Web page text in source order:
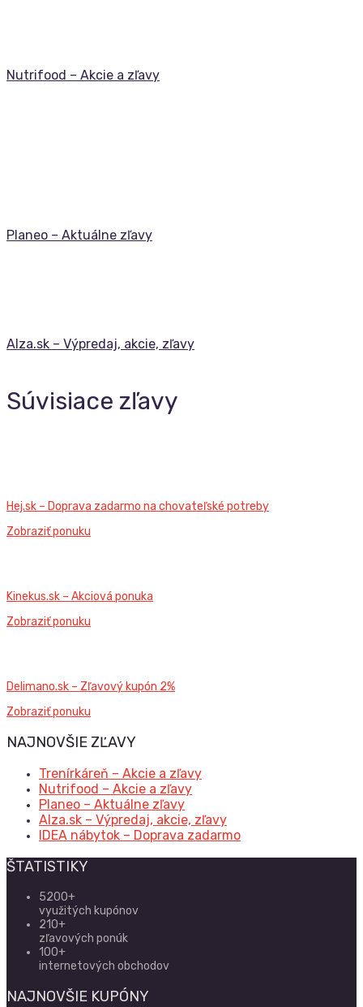
Nutrifood – Akcie a zľavy
Planeo – Aktuálne zľavy
Alza.sk – Výpredaj, akcie, zľavy
Súvisiace zľavy
Hej.sk – Doprava zadarmo na chovateľské potreby
Zobraziť ponuku
Kinekus.sk – Akciová ponuka
Zobraziť ponuku
Delimano.sk – Zľavový kupón 2%
Zobraziť ponuku
NAJNOVŠIE ZĽAVY
Trenírkáreň – Akcie a zľavy
Nutrifood – Akcie a zľavy
Planeo – Aktuálne zľavy
Alza.sk – Výpredaj, akcie, zľavy
IDEA nábytok – Doprava zadarmo
ŠTATISTIKY
5200+
využitých kupónov
210+
zľavových ponúk
100+
internetových obchodov
NAJNOVŠIE KUPÓNY